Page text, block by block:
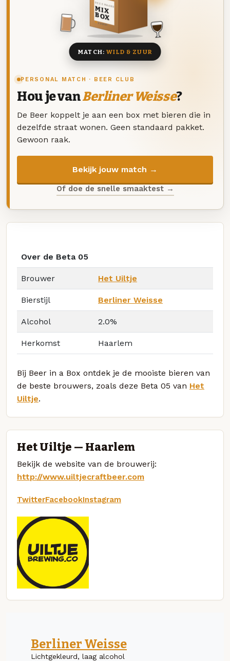
PERSONAL MATCH · BEER CLUB
Hou je vanBerliner Weisse?
De Beer koppelt je aan een box met bieren die in
dezelfde straat wonen. Geen standaard pakket.
Gewoon raak.
Bekijk jouw match →
Of doe de snelle smaaktest →
DEZE MAAND
MIX
BOX
8 BIEREN
MATCH:WILD & ZUUR
Over de Beta 05
Brouwer Het Uiltje
Bierstijl Berliner Weisse
Alcohol 2.0%
Herkomst Haarlem
Bij Beer in a Box ontdek je de mooiste bieren van
de beste brouwers, zoals deze Beta 05 van Het
Uiltje.
Het Uiltje — Haarlem
Bekijk de website van de brouwerij:
http://www.uiltjecraftbeer.com
TwitterFacebookInstagram
Berliner Weisse
Lichtgekleurd, laag alcohol